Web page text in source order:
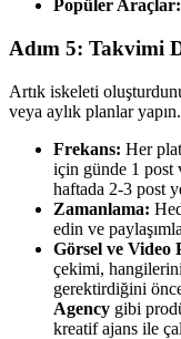
Popüler Araçlar:
Adım 5: Takvimi
Artık iskeleti
veya aylık planlar yapın.
Frekans: Her
için günde 1 post
haftada 2-3 post
Zamanlama:
edin ve
Görsel ve Video
çekimi,
gerektirdiğini
Agency gibi
kreatif ajans ile